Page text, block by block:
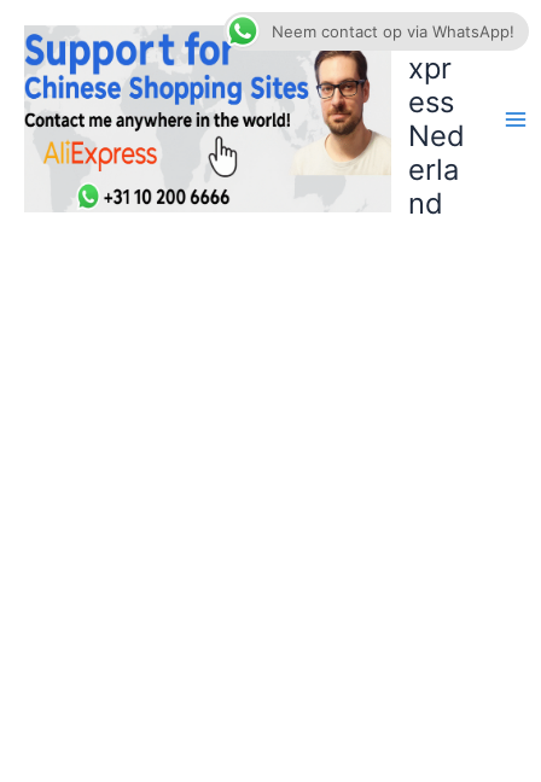
naar
inhoud
AliE
xpr
ess
Ned
erla
nd
Neem contact op via WhatsApp!